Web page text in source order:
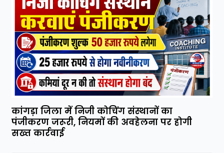
कांगड़ा जिला में निजी कोचिंग संस्थानों का
पंजीकरण जरूरी, नियमों की अवहेलना पर होगी
सख्त कार्रवाई